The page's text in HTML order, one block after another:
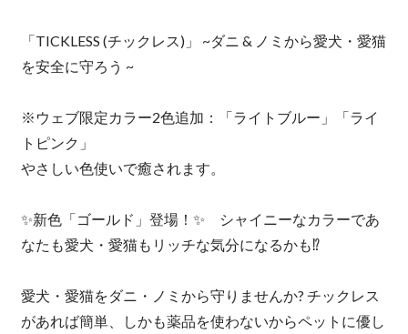
「TICKLESS (チックレス)」 ~ダニ & ノミから愛犬・愛猫
を安全に守ろう ~
※ウェブ限定カラー2色追加：「ライトブルー」「ライ
トピンク」
やさしい色使いで癒されます。
✨新色「ゴールド」登場！✨ シャイニーなカラーであ
なたも愛犬・愛猫もリッチな気分になるかも⁉
愛犬・愛猫をダニ・ノミから守りませんか? チックレス
があれば簡単、しかも薬品を使わないからペットに優し